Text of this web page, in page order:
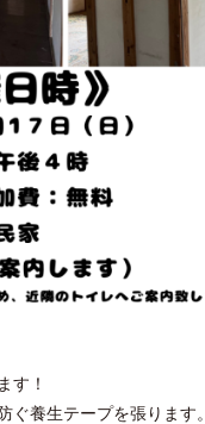
す！
ぐ養生テープを張ります。